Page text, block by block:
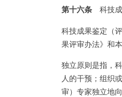
第十六条科技成
科技成果鉴定（
果评审办法》和
独立原则是指，
人的干预；组织
审）专家独立地